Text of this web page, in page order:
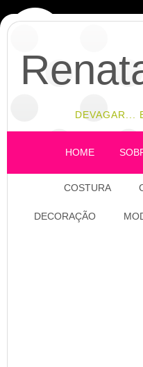
DEVAGAR...
HOME
COSTURA
DECORAÇÃO